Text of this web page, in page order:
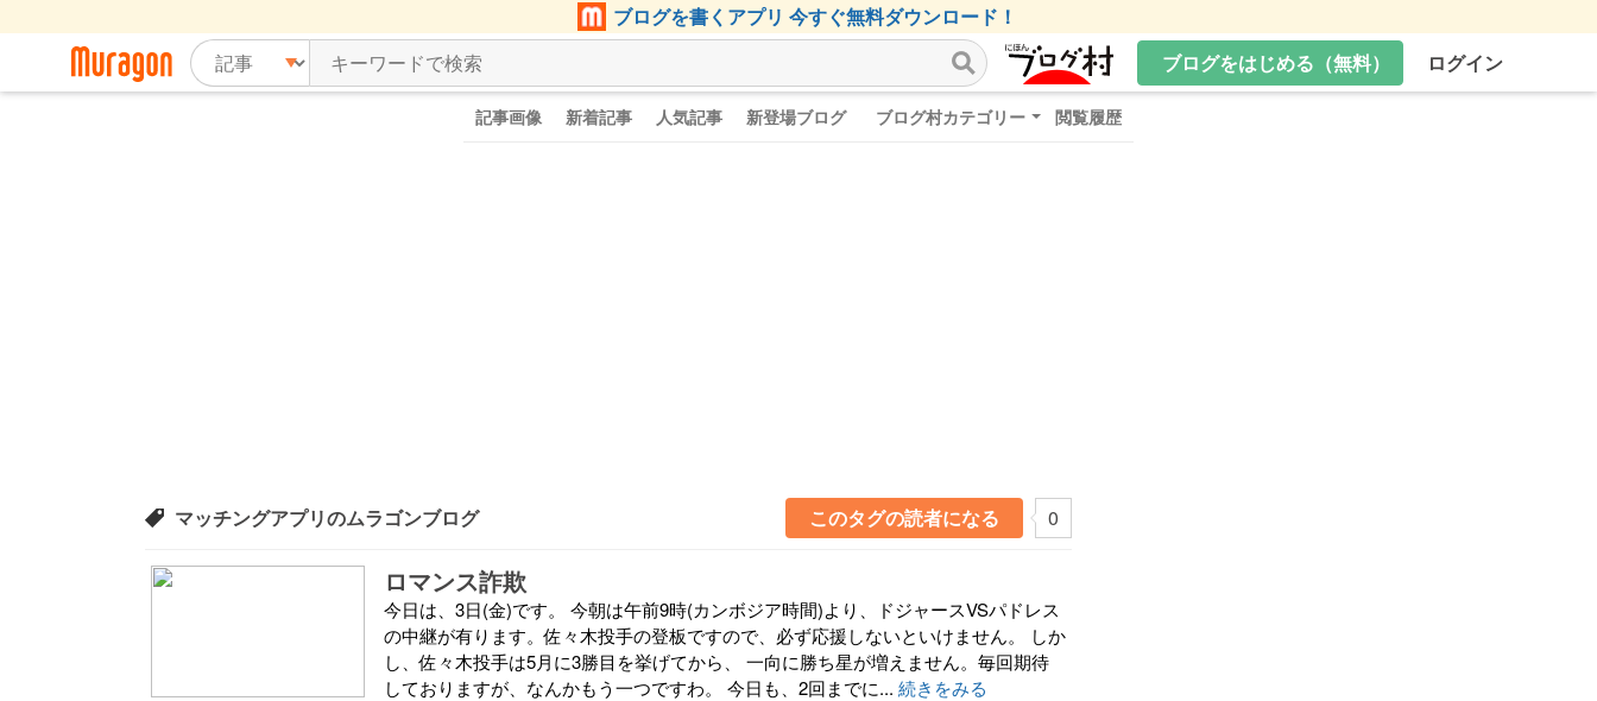
ブログを書くアプリ 今すぐ無料ダウンロード！
ブログをはじめる（無料）
ログイン
記事画像 新着記事 人気記事 新登場ブログ ブログ村カテゴリー 閲覧履歴
マッチングアプリのムラゴンブログ このタグの読者になる 0
ロマンス詐欺
今日は、3日(金)です。 今朝は午前9時(カンボジア時間)より、ドジャースVSパドレス
の中継が有ります。佐々木投手の登板ですので、必ず応援しないといけません。 しか
し、佐々木投手は5月に3勝目を挙げてから、 一向に勝ち星が増えません。毎回期待
しておりますが、なんかもう一つですわ。 今日も、2回までに... 続きをみる